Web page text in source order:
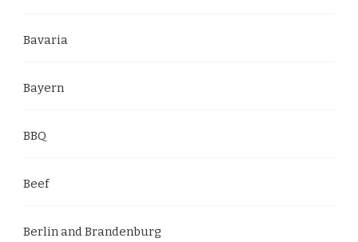
Bavaria
Bayern
BBQ
Beef
Berlin and Brandenburg